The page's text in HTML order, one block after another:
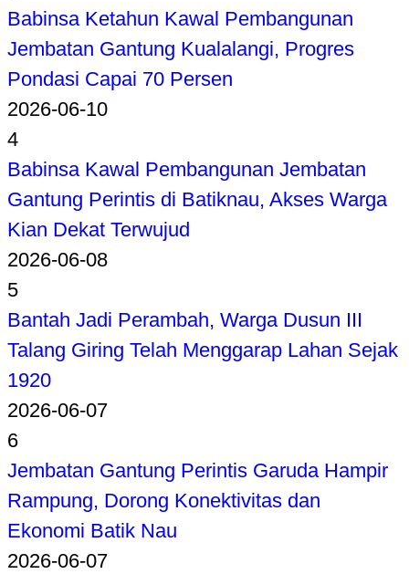
Babinsa Ketahun Kawal Pembangunan
Jembatan Gantung Kualalangi, Progres
Pondasi Capai 70 Persen
2026-06-10
4
Babinsa Kawal Pembangunan Jembatan
Gantung Perintis di Batiknau, Akses Warga
Kian Dekat Terwujud
2026-06-08
5
Bantah Jadi Perambah, Warga Dusun III
Talang Giring Telah Menggarap Lahan Sejak
1920
2026-06-07
6
Jembatan Gantung Perintis Garuda Hampir
Rampung, Dorong Konektivitas dan
Ekonomi Batik Nau
2026-06-07